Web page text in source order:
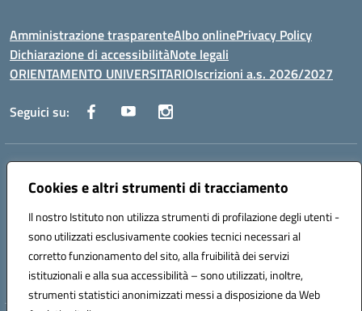
Cookies e altri strumenti di tracciamento
Il nostro Istituto non utilizza strumenti di profilazione degli utenti -
sono utilizzati esclusivamente cookies tecnici necessari al
corretto funzionamento del sito, alla fruibilità dei servizi
istituzionali e alla sua accessibilità – sono utilizzati, inoltre,
strumenti statistici anonimizzati messi a disposizione da Web
Amministrazione trasparenteAlbo onlinePrivacy Policy
Dichiarazione di accessibilitàNote legali
ORIENTAMENTO UNIVERSITARIOIscrizioni a.s. 2026/2027
Seguici su:
Indirizzo:
Centralino:0882 331218 Email:fgps210002@istruzione.it
Codice fiscale: 93071630714
Codice meccanografico:
FGPS210002
Codice unico di fatturazione (CUF): UF7W9K